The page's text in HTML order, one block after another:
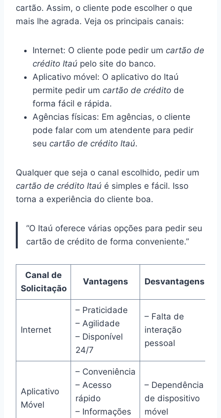
cartão. Assim, o cliente pode escolher o que
mais lhe agrada. Veja os principais canais:
Internet: O cliente pode pedir um cartão de
crédito Itaú pelo site do banco.
Aplicativo móvel: O aplicativo do Itaú
permite pedir um cartão de crédito de
forma fácil e rápida.
Agências físicas: Em agências, o cliente
pode falar com um atendente para pedir
seu cartão de crédito Itaú.
Qualquer que seja o canal escolhido, pedir um
cartão de crédito Itaú é simples e fácil. Isso
torna a experiência do cliente boa.
“O Itaú oferece várias opções para pedir seu
cartão de crédito de forma conveniente.”
Canal de
Solicitação
Vantagens Desvantagens
Internet
– Praticidade
– Agilidade
– Disponível
24/7
– Falta de
interação
pessoal
Aplicativo
Móvel
– Conveniência
– Acesso
rápido
– Informações
– Dependência
de dispositivo
móvel